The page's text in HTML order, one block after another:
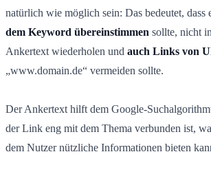
natürlich wie möglich sein: Das bedeutet, dass
dem Keyword übereinstimmen sollte, nicht
Ankertext wiederholen und auch Links von
„www.domain.de“ vermeiden sollte.
Der Ankertext hilft dem Google-
der Link eng mit dem Thema verbunden ist,
dem Nutzer nützliche Informationen bieten